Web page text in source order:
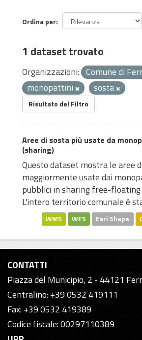
Ordina per
1 dataset trovato
Organizzazioni: Comune di
monopattini
sosta
Risultato del Filtro
Aree di sosta più usate da
(sharing)
Questo dataset mostra le aree
maggiormente usate dai
pubblici in sharing free-
L'intero territorio comunale è
WMS WFS Esri Shape
CONTATTI
Piazza del Municipio, 2 - 44121
Centralino: +39 0532 419111
Fax: +39 0532 419389
Codice fiscale: 00297110389